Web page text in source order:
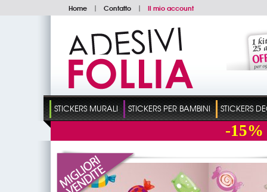
Home | Contatto | Il mio account
STICKERS MURALI STICKERS PER BAMBINI STICKERS
-15%